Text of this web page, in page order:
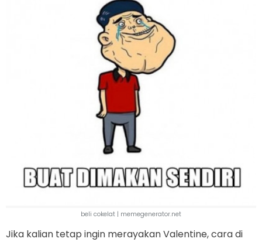
beli cokelat | memegenerator.net
Jika kalian tetap ingin merayakan Valentine, cara di